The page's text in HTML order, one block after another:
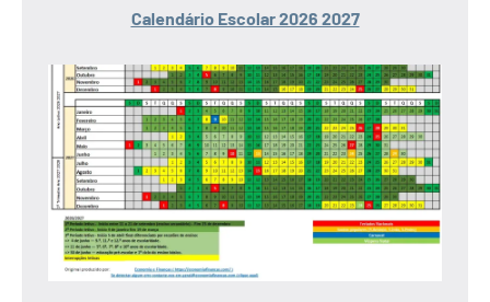
Calendário Escolar 2026 2027